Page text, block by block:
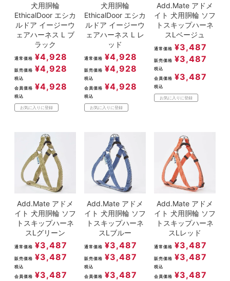
犬用胴輪
EthicalDoor エシカ
ルドア イージーウ
ェアハーネス L ブ
ラック
通常価格 ¥4,928
販売価格 ¥4,928
税込
会員価格 ¥4,928
税込
お気に入りに登録
犬用胴輪
EthicalDoor エシカ
ルドア イージーウ
ェアハーネス L レ
ッド
通常価格 ¥4,928
販売価格 ¥4,928
税込
会員価格 ¥4,928
税込
お気に入りに登録
Add.Mate アドメ
イト 犬用胴輪 ソフ
トスキップハーネ
スLベージュ
通常価格 ¥3,487
販売価格 ¥3,487
税込
会員価格 ¥3,487
税込
お気に入りに登録
Add.Mate アドメ
イト 犬用胴輪 ソフ
トスキップハーネ
スLグリーン
通常価格 ¥3,487
販売価格 ¥3,487
税込
会員価格 ¥3,487
Add.Mate アドメ
イト 犬用胴輪 ソフ
トスキップハーネ
スLブルー
通常価格 ¥3,487
販売価格 ¥3,487
税込
会員価格 ¥3,487
Add.Mate アドメ
イト 犬用胴輪 ソフ
トスキップハーネ
スLレッド
通常価格 ¥3,487
販売価格 ¥3,487
税込
会員価格 ¥3,487